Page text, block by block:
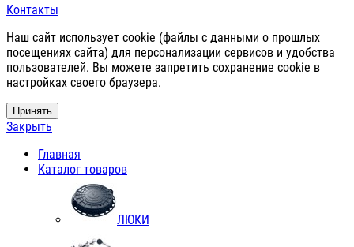
Контакты
Наш сайт использует cookie (файлы с данными о прошлых
посещениях сайта) для персонализации сервисов и удобства
пользователей. Вы можете запретить сохранение cookie в
настройках своего браузера.
Принять
Закрыть
Главная
Каталог товаров
ЛЮКИ